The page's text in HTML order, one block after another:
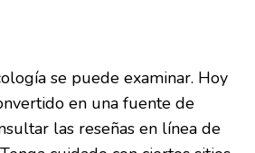
se puede examinar. Hoy
en una fuente de
las reseñas en línea de